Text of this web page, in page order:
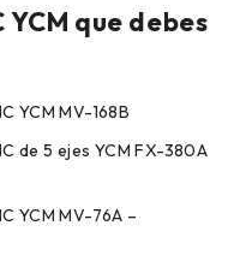
que debes
YCM MV-168B
de 5 ejes YCM FX-380A
YCM MV-76A –